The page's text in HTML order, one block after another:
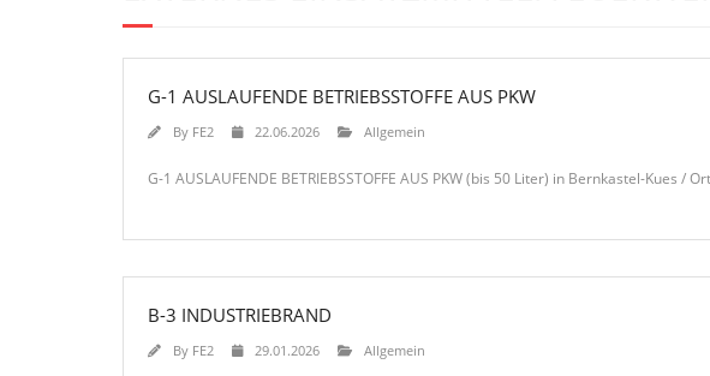
G-1 AUSLAUFENDE BETRIEBSSTOFFE AUS PKW
By FE2 22.06.2026 Allgemein
G-1 AUSLAUFENDE BETRIEBSSTOFFE AUS PKW (bis 50 Liter) in Bernkastel-Kues /
B-3 INDUSTRIEBRAND
By FE2 29.01.2026 Allgemein